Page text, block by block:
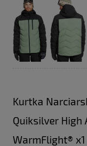
Kurtka
Quiksilver
WarmFlight® x1